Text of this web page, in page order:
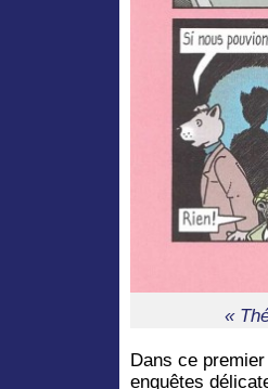
«
Dans ce
enquêtes